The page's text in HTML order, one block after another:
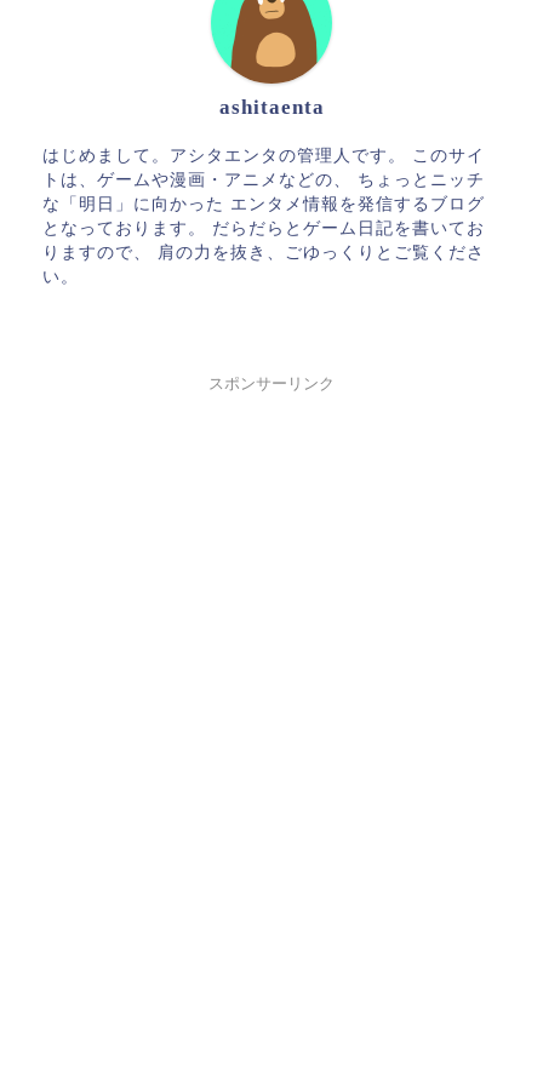
ashitaenta
はじめまして。アシタエンタの管理人です。 このサイ
トは、ゲームや漫画・アニメなどの、 ちょっとニッチ
な「明日」に向かった エンタメ情報を発信するブログ
となっております。 だらだらとゲーム日記を書いてお
りますので、 肩の力を抜き、ごゆっくりとご覧くださ
い。
スポンサーリンク